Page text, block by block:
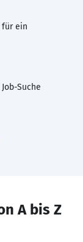
für ein
Suche
A bis Z